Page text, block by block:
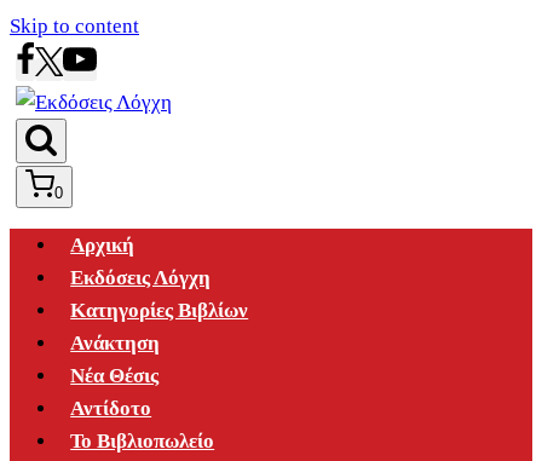
Skip to content
0
Αρχική
Εκδόσεις Λόγχη
Κατηγορίες Βιβλίων
Ανάκτηση
Νέα Θέσις
Αντίδοτο
Το Βιβλιοπωλείο